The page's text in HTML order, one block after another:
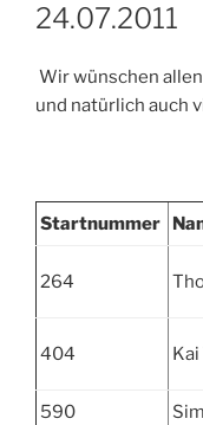
24.07.2011
Wir wünschen
und natürlich auch
Startnummer
264
404
590